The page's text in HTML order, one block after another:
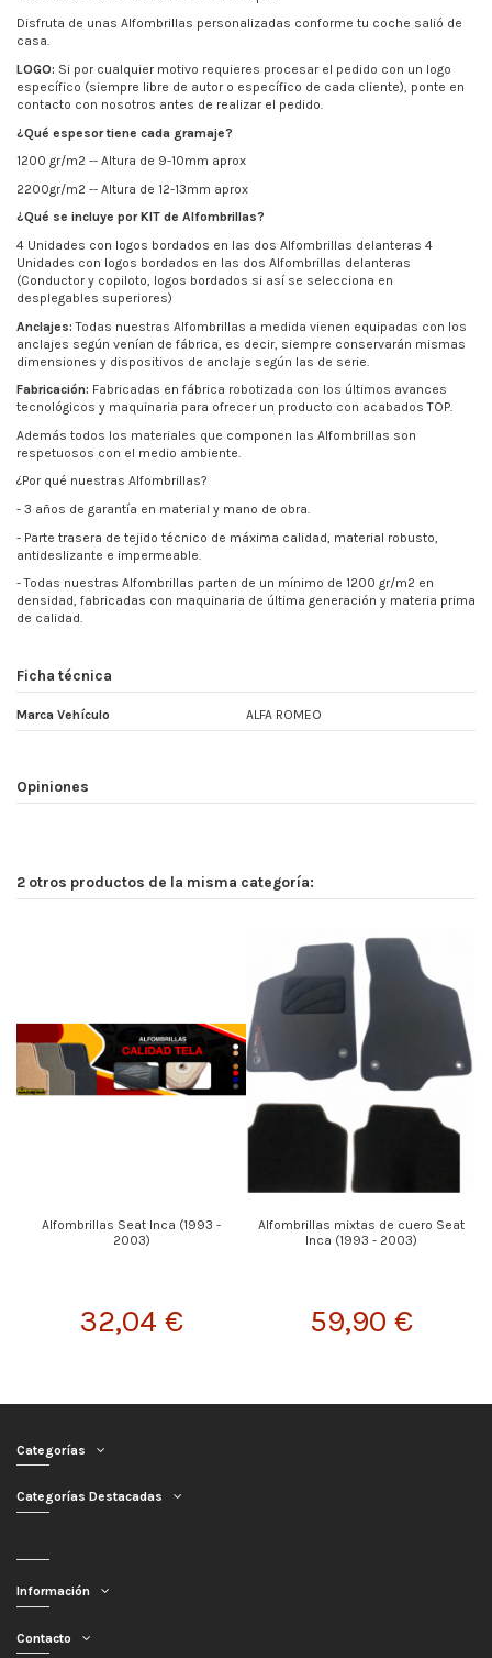
Disfruta de unas Alfombrillas personalizadas conforme tu coche salió de
casa.
LOGO: Si por cualquier motivo requieres procesar el pedido con un logo
específico (siempre libre de autor o específico de cada cliente), ponte en
contacto con nosotros antes de realizar el pedido.
¿Qué espesor tiene cada gramaje?
1200 gr/m2 -- Altura de 9-10mm aprox
2200gr/m2 -- Altura de 12-13mm aprox
¿Qué se incluye por KIT de Alfombrillas?
4 Unidades con logos bordados en las dos Alfombrillas delanteras 4
Unidades con logos bordados en las dos Alfombrillas delanteras
(Conductor y copiloto, logos bordados si así se selecciona en
desplegables superiores)
Anclajes: Todas nuestras Alfombrillas a medida vienen equipadas con los
anclajes según venían de fábrica, es decir, siempre conservarán mismas
dimensiones y dispositivos de anclaje según las de serie.
Fabricación: Fabricadas en fábrica robotizada con los últimos avances
tecnológicos y maquinaria para ofrecer un producto con acabados TOP.
Además todos los materiales que componen las Alfombrillas son
respetuosos con el medio ambiente.
¿Por qué nuestras Alfombrillas?
- 3 años de garantía en material y mano de obra.
- Parte trasera de tejido técnico de máxima calidad, material robusto,
antideslizante e impermeable.
- Todas nuestras Alfombrillas parten de un mínimo de 1200 gr/m2 en
densidad, fabricadas con maquinaria de última generación y materia prima
de calidad.
Ficha técnica
Marca Vehículo ALFA ROMEO
Opiniones
2 otros productos de la misma categoría:
Alfombrillas Seat Inca (1993 -
2003)
32,04 €
Alfombrillas mixtas de cuero Seat
Inca (1993 - 2003)
59,90 €
Categorías
Categorías Destacadas
Información
Contacto